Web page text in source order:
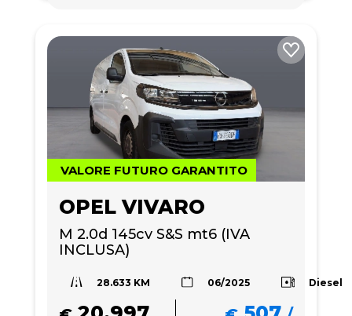
VALORE FUTURO GARANTITO
OPEL VIVARO
M 2.0d 145cv S&S mt6 (IVA
INCLUSA)
28.633 KM 06/2025 Diesel